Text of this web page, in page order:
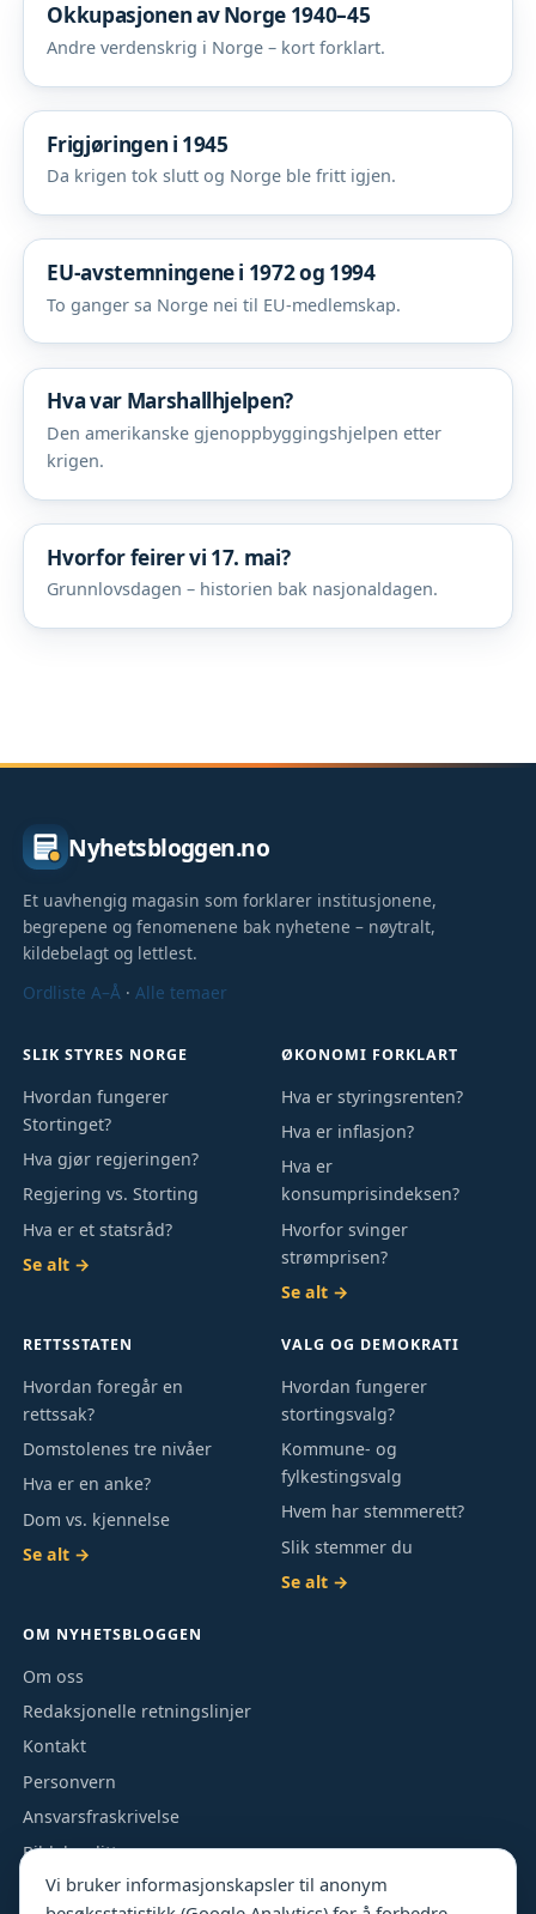
Okkupasjonen av Norge 1940–45
Andre verdenskrig i Norge – kort forklart.
Frigjøringen i 1945
Da krigen tok slutt og Norge ble fritt igjen.
EU-avstemningene i 1972 og 1994
To ganger sa Norge nei til EU-medlemskap.
Hva var Marshallhjelpen?
Den amerikanske gjenoppbyggingshjelpen etter
krigen.
Hvorfor feirer vi 17. mai?
Grunnlovsdagen – historien bak nasjonaldagen.
Nyhetsbloggen.no
Et uavhengig magasin som forklarer institusjonene,
begrepene og fenomenene bak nyhetene – nøytralt,
kildebelagt og lettlest.
Ordliste A–Å ·Alle temaer
SLIK STYRES NORGE
Hvordan fungerer
Stortinget?
Hva gjør regjeringen?
Regjering vs. Storting
Hva er et statsråd?
Se alt →
ØKONOMI FORKLART
Hva er styringsrenten?
Hva er inflasjon?
Hva er
konsumprisindeksen?
Hvorfor svinger
strømprisen?
Se alt →
RETTSSTATEN
Hvordan foregår en
rettssak?
Domstolenes tre nivåer
Hva er en anke?
Dom vs. kjennelse
Se alt →
VALG OG DEMOKRATI
Hvordan fungerer
stortingsvalg?
Kommune- og
fylkestingsvalg
Hvem har stemmerett?
Slik stemmer du
Se alt →
OM NYHETSBLOGGEN
Om oss
Redaksjonelle retningslinjer
Kontakt
Personvern
Ansvarsfraskrivelse
Bildekreditt
Vi bruker informasjonskapsler til anonym